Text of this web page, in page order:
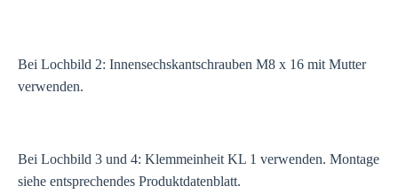
Bei Lochbild 2: Innensechskantschrauben M8 x 16 mit Mutter
verwenden.
Bei Lochbild 3 und 4: Klemmeinheit KL 1 verwenden. Montage
siehe entsprechendes Produktdatenblatt.